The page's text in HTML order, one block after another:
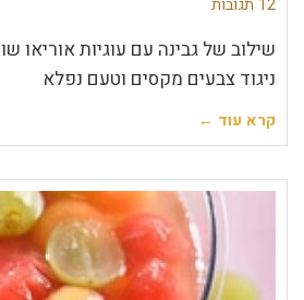
12 תגובות
שילוב של גבינה עם עוגיות אוריאו
ניגוד צבעים מקסים וטעם נפלא
קרא עוד ←